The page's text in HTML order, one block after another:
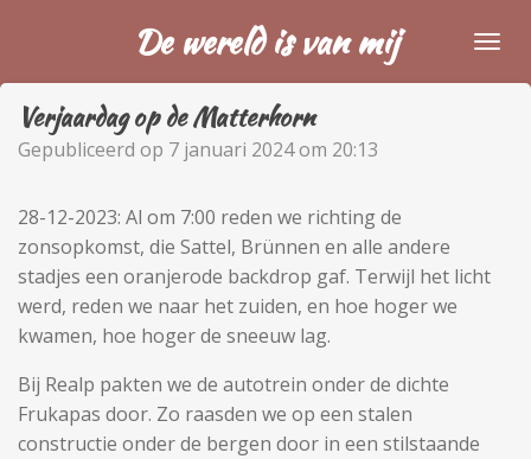
naar
de
hoofdinhoud
De wereld is van mij
Verjaardag op de Matterhorn
Gepubliceerd op 7 januari 2024 om 20:13
28-12-2023: Al om 7:00 reden we richting de
zonsopkomst, die Sattel, Brünnen en alle andere
stadjes een oranjerode backdrop gaf. Terwijl het licht
werd, reden we naar het zuiden, en hoe hoger we
kwamen, hoe hoger de sneeuw lag.
Bij Realp pakten we de autotrein onder de dichte
Frukapas door. Zo raasden we op een stalen
constructie onder de bergen door in een stilstaande